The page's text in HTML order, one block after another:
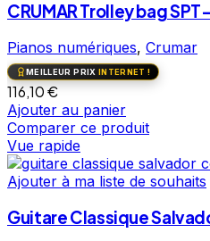
CRUMAR Trolley bag
Pianos numériques, Crumar
MEILLEUR PRIX INTERNET !
116,10€
Ajouter au panier
Comparer ce produit
Vue rapide
Ajouter à ma liste de souhaits
Guitare Classique